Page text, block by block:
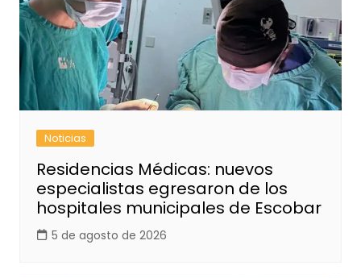
Noticias
Residencias Médicas: nuevos
especialistas egresaron de los
hospitales municipales de Escobar
5 de agosto de 2026